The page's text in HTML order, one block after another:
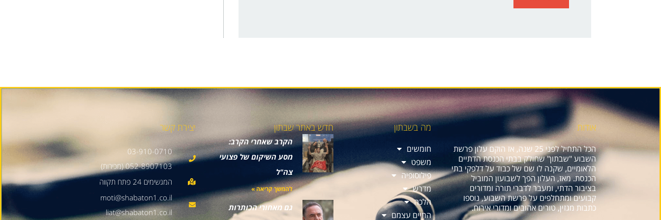
אודות
הכל התחיל לפני 25 שנה, אז הוקם עלון פרשת
השבוע "שבתון" שחולק בבתי הכנסת הדתיים
הלאומיים, שקנה לו שם של כבוד על דלפקי בתי
הכנסת. מאז, העלון הפך לשבועון המוביל
בציבור הדתי, ומעבר לדברי תורה ומדורים
קבועים ומתחלפים על פרשת השבוע, נוספו
כתבות מגזין, טורים אהובים ומדורי אירוח.
מה בשבתון
חומשים
משפט
פילוסופיה
מדרש
הלכה
החיים עצמם
חדש באתר שבתון
הקרב שאחרי הקרב:
מסע השיקום של פצועי
צה"ל
להמשך קריאה »
גם מאחורי הכותרות
יצירת קשר
03-910-0710
052-8907103 (מכירות)
moti@shabaton1.co.il
liat@shabaton1.co.il